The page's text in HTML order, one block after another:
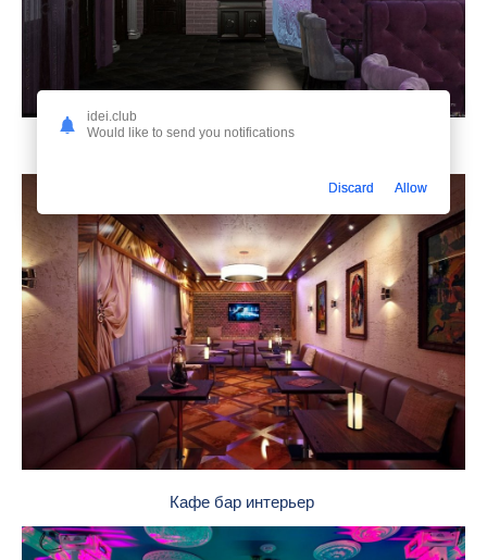
Кафе бар интерьер
idei.club
Would like to send you notifications
Discard Allow